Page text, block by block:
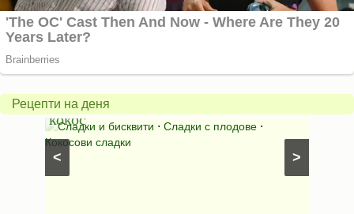
Рецепти на деня
>
<
Бисквити
с
горски
плодове
и
кокос
Сладки и бисквити⋅Сладки с плодове⋅
Кокосови сладки
салата
*Зимен
ден*
⋅Салати без
рецепти 2012